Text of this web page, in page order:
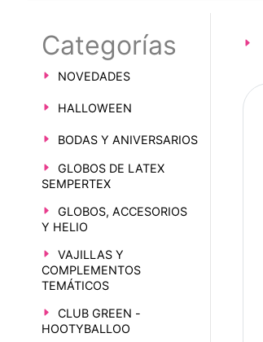
Categorías
NOVEDADES
HALLOWEEN
BODAS Y ANIVERSARIOS
GLOBOS DE LATEX
SEMPERTEX
GLOBOS, ACCESORIOS
Y HELIO
VAJILLAS Y
COMPLEMENTOS
TEMÁTICOS
CLUB GREEN -
HOOTYBALLOO